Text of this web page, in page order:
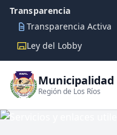
Transparencia
Transparencia Activa
Ley del Lobby
Región de Los Ríos